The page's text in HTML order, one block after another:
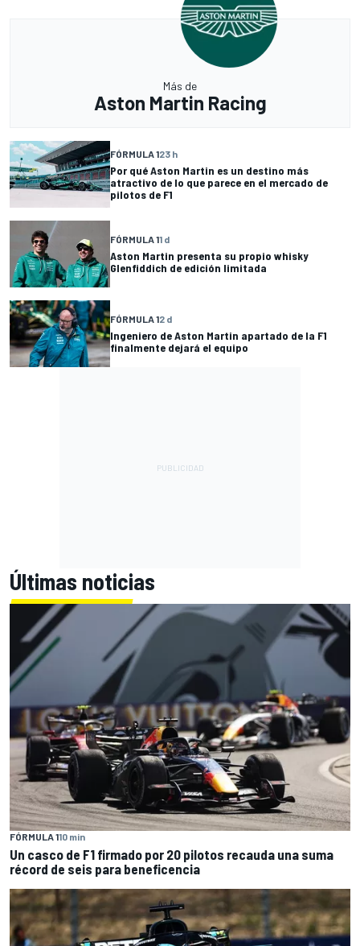
Más de
Aston Martin Racing
FÓRMULA 123 h
Por qué Aston Martin es un destino más
atractivo de lo que parece en el mercado de
pilotos de F1
FÓRMULA 11 d
Aston Martin presenta su propio whisky
Glenfiddich de edición limitada
FÓRMULA 12 d
Ingeniero de Aston Martin apartado de la F1
finalmente dejará el equipo
Últimas noticias
FÓRMULA 110 min
Un casco de F1 firmado por 20 pilotos recauda una suma
récord de seis para beneficencia